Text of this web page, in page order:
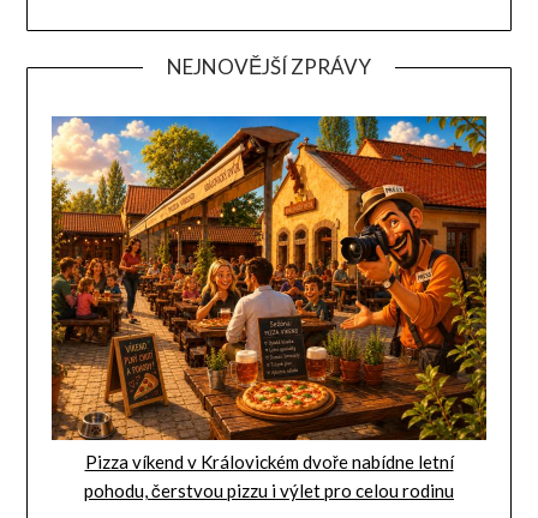
NEJNOVĚJŠÍ ZPRÁVY
Pizza víkend v Královickém dvoře nabídne letní
pohodu, čerstvou pizzu i výlet pro celou rodinu